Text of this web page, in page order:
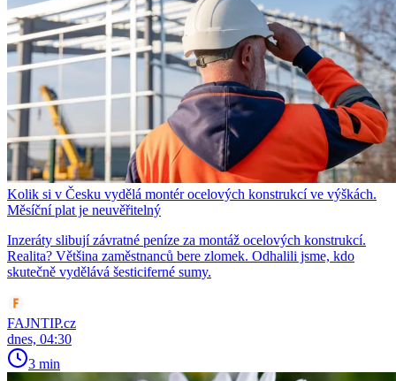
Kolik si v Česku vydělá montér ocelových konstrukcí ve výškách.
Měsíční plat je neuvěřitelný
Inzeráty slibují závratné peníze za montáž ocelových konstrukcí.
Realita? Většina zaměstnanců bere zlomek. Odhalili jsme, kdo
skutečně vydělává šesticiferné sumy.
FAJNTIP.cz
dnes, 04:30
3 min